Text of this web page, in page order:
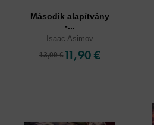
Második alapítvány
-...
Isaac Asimov
13,09 € 11,90 €